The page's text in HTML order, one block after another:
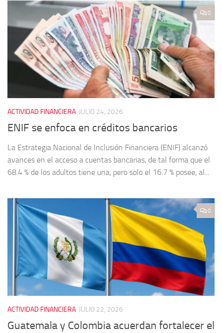
0
ACTIVIDAD FINANCIERA JULIO 24, 2026
ENIF se enfoca en créditos bancarios
La Estrategia Nacional de Inclusión Financiera (ENIF) alcanzó
avances en el acceso a cuentas bancarias, de tal forma que el
68.4 % de los adultos tiene una, pero solo el 16.7 % posee, al...
0
ACTIVIDAD FINANCIERA JULIO 22, 2026
Guatemala y Colombia acuerdan fortalecer el